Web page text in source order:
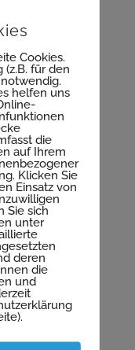
9 Treppen und
Cookies.
(z.B. für den
helfen uns
die
auf Ihrem
Klicken Sie
Einsatz von
Sie sich
unter
deren
die
und